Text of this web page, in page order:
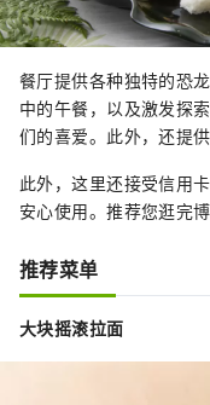
餐厅提供各种独特的恐
中的午餐，以及激发探
们的喜爱。此外，还提
此外，这里还接受信用
安心使用。推荐您逛完
推荐菜单
大块摇滚拉面